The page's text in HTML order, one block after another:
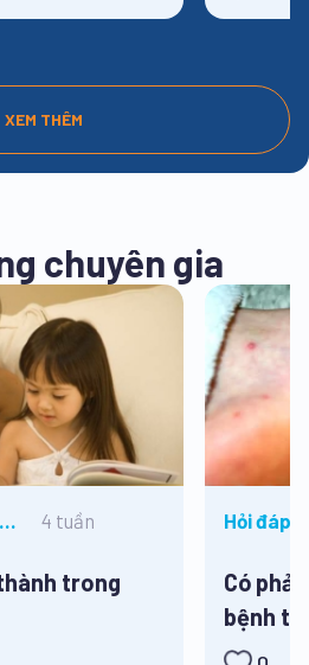
XEM THÊM
chuyên gia
4 tuần
trong
Hỏi đáp
Có
bệnh